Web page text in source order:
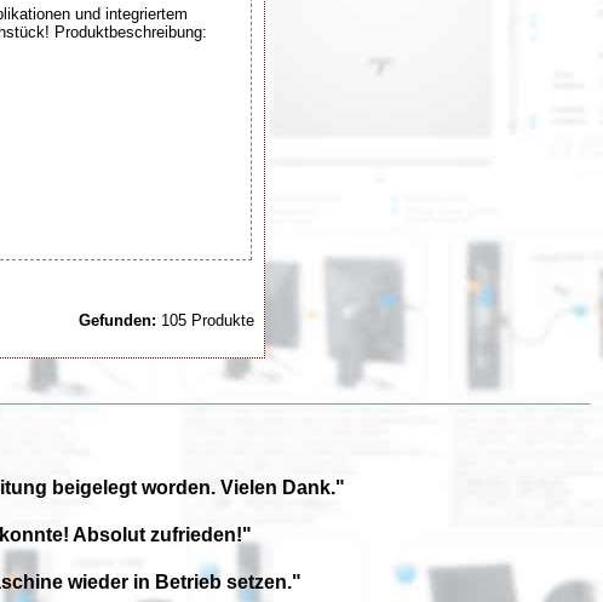
und integriertem
Produktbeschreibung:
Gefunden: 105 Produkte
beigelegt worden. Vielen Dank."
Absolut zufrieden!"
wieder in Betrieb setzen."